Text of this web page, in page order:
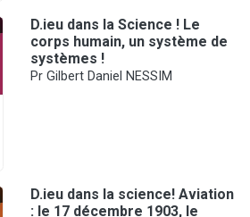
D.ieu dans la Science ! Le
corps humain, un système de
systèmes !
Pr Gilbert Daniel NESSIM
D.ieu dans la science! Aviation
: le 17 décembre 1903, le